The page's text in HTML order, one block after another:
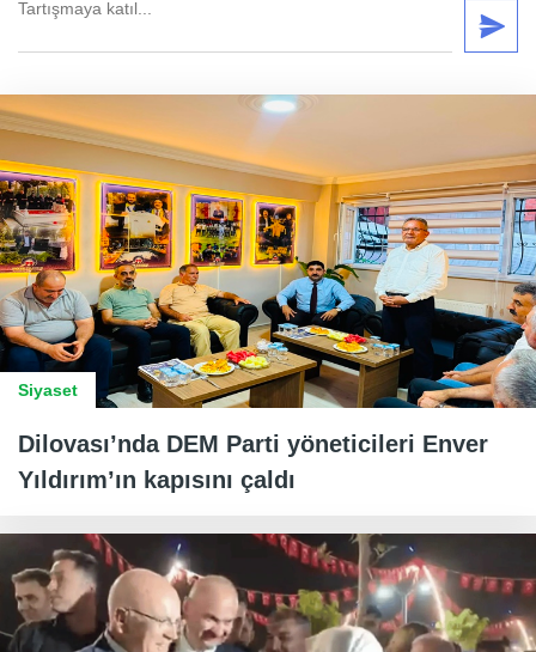
Siyaset
Dilovası’nda DEM Parti yöneticileri Enver
Yıldırım’ın kapısını çaldı